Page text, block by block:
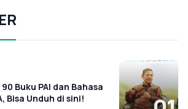
Buku PAI dan Bahasa
Bisa Unduh di sini!